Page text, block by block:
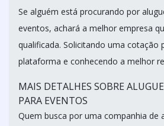
Se alguém está procurando por
eventos, achará a melhor empresa
qualificada. Solicitando uma cotação
plataforma e conhecendo a melhor
MAIS DETALHES SOBRE
PARA EVENTOS
Quem busca por uma companhia de